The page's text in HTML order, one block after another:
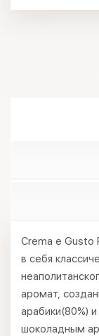
Crema e Gusto
в себя
аромат,
арабики(80%)
шоколадным